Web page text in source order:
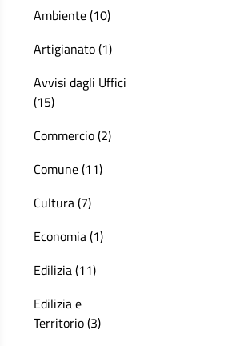
Ambiente (10)
Artigianato (1)
Avvisi dagli Uffici
(15)
Commercio (2)
Comune (11)
Cultura (7)
Economia (1)
Edilizia (11)
Edilizia e
Territorio (3)